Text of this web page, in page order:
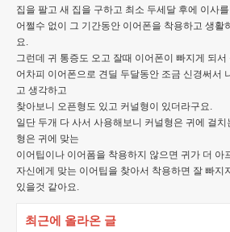
집을 팔고 새 집을 구하고 최소 두세달 후에 이사
어쩔수 없이 그 기간동안 이어폰을 착용하고 생활
요.
그런데 귀 통증도 오고 잘때 이어폰이 빠지게 되
어차피 이어폰으로 견딜 두달동안 조금 신경써서
고 생각하고
찾아보니 오픈형도 있고 커널형이 있더라구요.
일단 두개 다 사서 사용해보니 커널형은 귀에 걸
형은 귀에 맞는
이어팁이나 이어폼을 착용하지 않으면 귀가 더 아
자신에게 맞는 이어팁을 찾아서 착용하면 잘 빠지
있을것 같아요.
최근에 올라온 글